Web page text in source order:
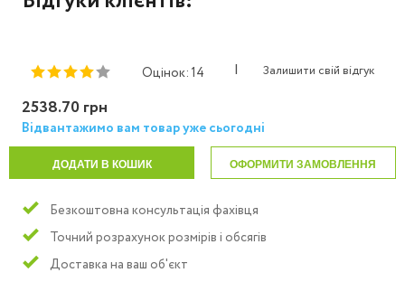
Оцінок: 14 | Залишити свій відгук
2538.70 грн
Відвантажимо вам товар уже сьогодні
ДОДАТИ В КОШИК ОФОРМИТИ ЗАМОВЛЕННЯ
Безкоштовна консультація фахівця
Точний розрахунок розмірів і обсягів
Доставка на ваш об'єкт